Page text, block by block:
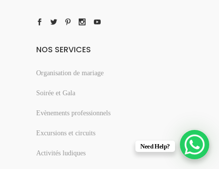
NOS SERVICES
Organisation de mariage
Soirée et Gala
Evènements professionnels
Excursions et circuits
Activités ludiques
Need Help?